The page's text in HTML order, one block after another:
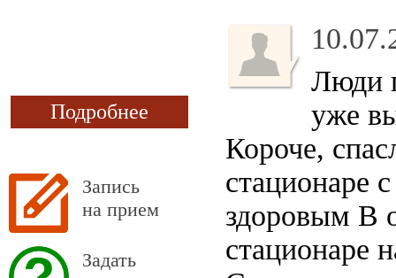
Подробнее
Запись
на прием
Задать
Люди
уже
Короче,
стационаре
здоровым В
стационаре